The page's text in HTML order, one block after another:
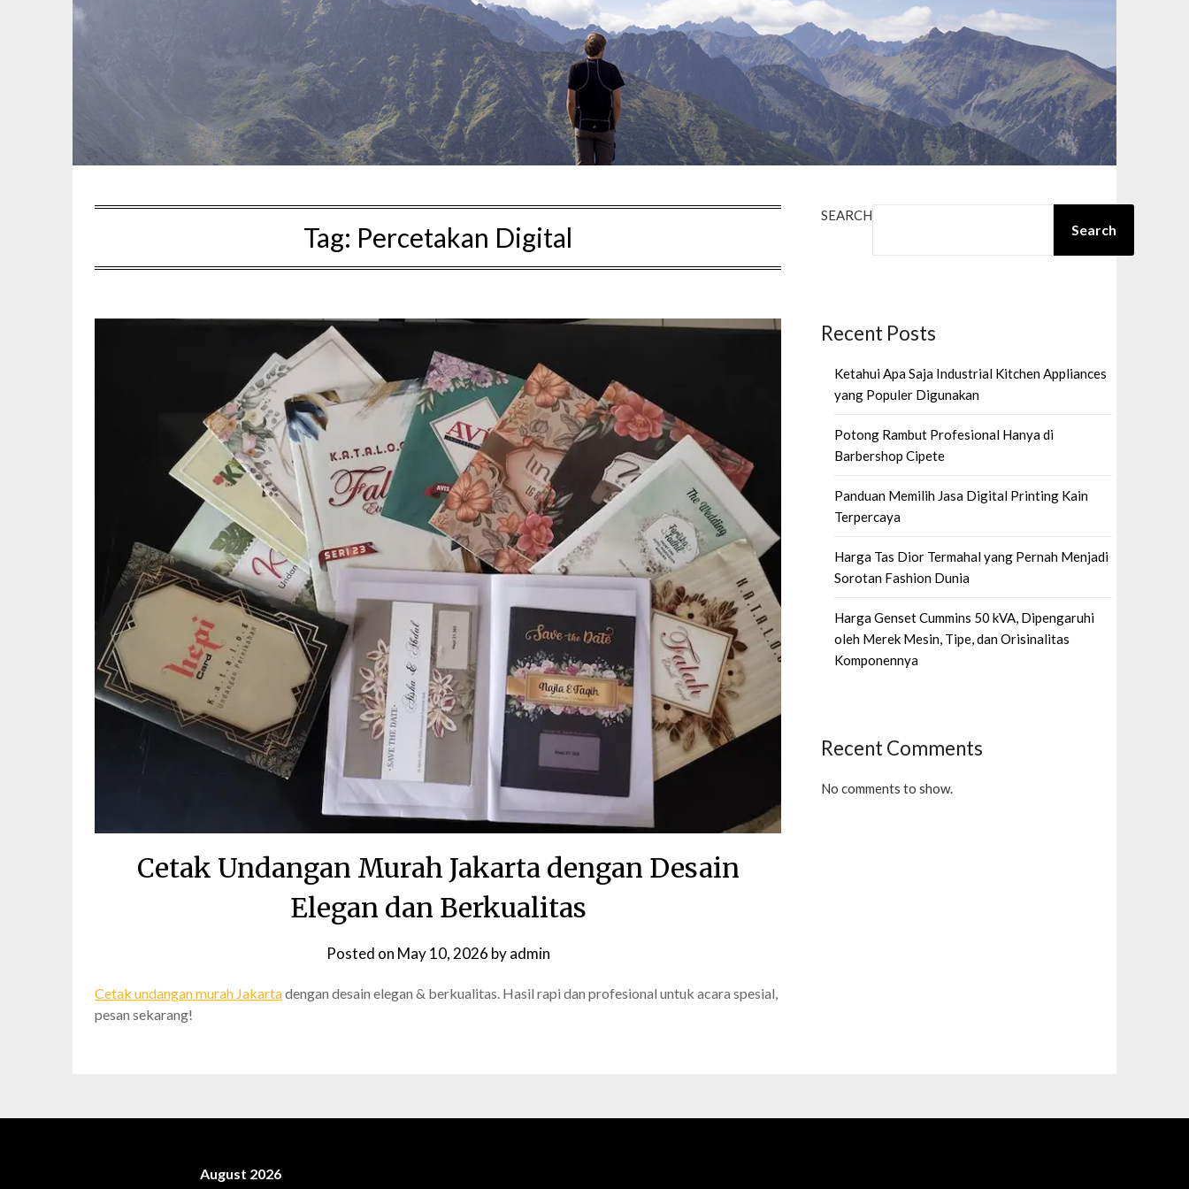
Tag: Percetakan Digital
Cetak Undangan Murah Jakarta dengan Desain
Elegan dan Berkualitas
Posted on May 10, 2026 byadmin
Cetak undangan murah Jakartadengan desain elegan & berkualitas. Hasil rapi dan profesional untuk acara spesial,
pesan sekarang!
SEARCH
Search
Recent Posts
Ketahui Apa Saja Industrial Kitchen Appliances
yang Populer Digunakan
Potong Rambut Profesional Hanya di
Barbershop Cipete
Panduan Memilih Jasa Digital Printing Kain
Terpercaya
Harga Tas Dior Termahal yang Pernah Menjadi
Sorotan Fashion Dunia
Harga Genset Cummins 50 kVA, Dipengaruhi
oleh Merek Mesin, Tipe, dan Orisinalitas
Komponennya
Recent Comments
No comments to show.
August 2026